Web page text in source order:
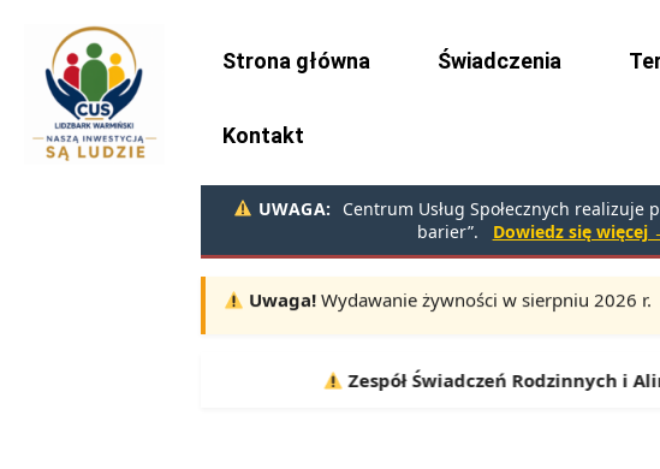
Strona główna Świadczenia
Kontakt
UWAGA:
Centrum Usług Społecznych realizuje
barier”.
Dowiedz się więcej
Uwaga!Wydawanie żywności w sierpniu 2026 r.
10.08, 11.08, 12.08 |
Zespół Świadczeń Rodzinnych i